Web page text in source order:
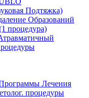
Подтяжка)
Образований
процедура)
Лечения
процедуры